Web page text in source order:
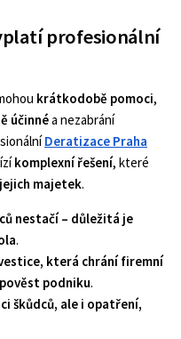
profesionální
krátkodobě pomoci,
účinnéa nezabrání
Deratizace Praha
komplexní řešení, které
majetek.
nestačí – důležitá je
.
která chrání firemní
podniku.
škůdců, ale i opatření,